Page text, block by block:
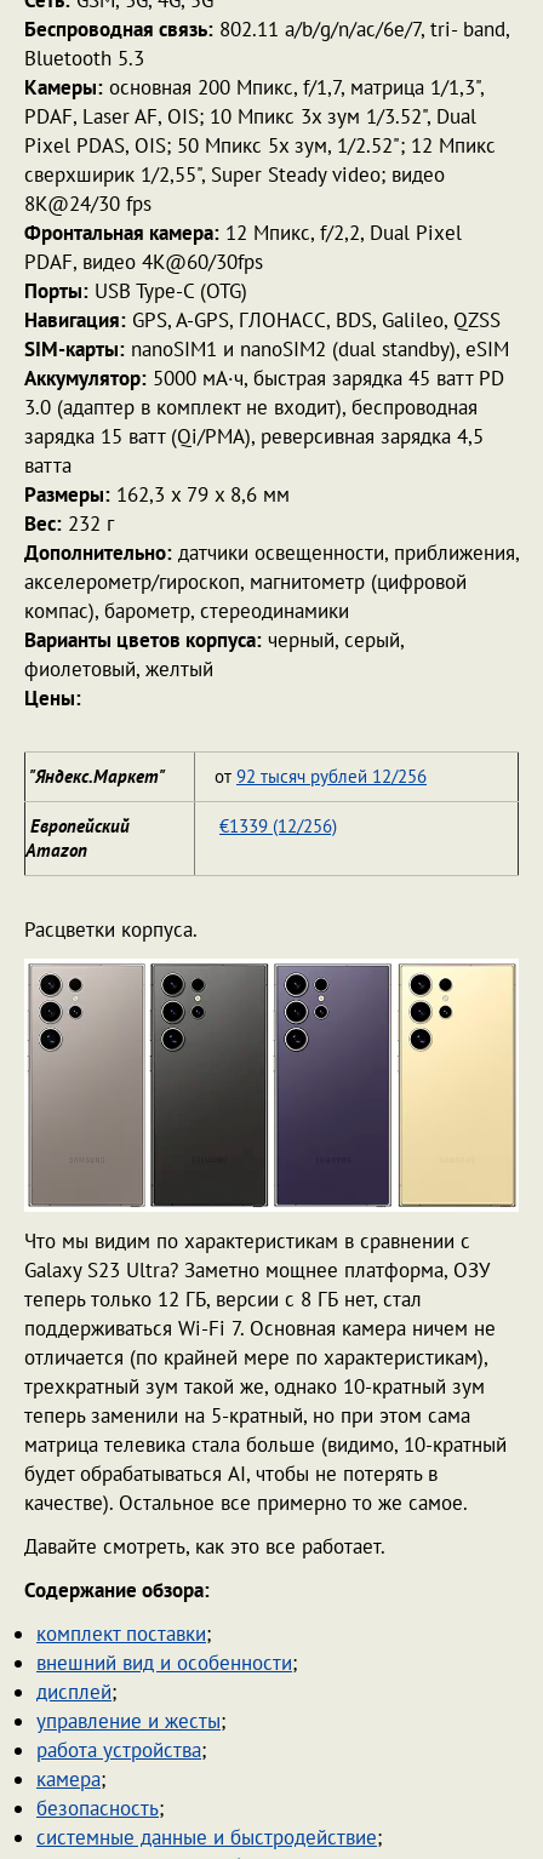
Беспроводная связь: 802.11 a/b/g/n/ac/6e/7, tri- band,
Bluetooth 5.3
Камеры: основная 200 Мпикс, f/1,7, матрица 1/1,3",
PDAF, Laser AF, OIS; 10 Мпикс 3x зум 1/3.52", Dual
Pixel PDAS, OIS; 50 Мпикс 5x зум, 1/2.52"; 12 Мпикс
сверхширик 1/2,55", Super Steady video; видео
8K@24/30 fps
Фронтальная камера: 12 Мпикс, f/2,2, Dual Pixel
PDAF, видео 4K@60/30fps
Порты: USB Type-C (OTG)
Навигация: GPS, A-GPS, ГЛОНАСС, BDS, Galileo, QZSS
SIM-карты: nanoSIM1 и nanoSIM2 (dual standby), eSIM
Аккумулятор: 5000 мА·ч, быстрая зарядка 45 ватт PD
3.0 (адаптер в комплект не входит), беспроводная
зарядка 15 ватт (Qi/PMA), реверсивная зарядка 4,5
ватта
Размеры: 162,3 x 79 x 8,6 мм
Вес: 232 г
Дополнительно: датчики освещенности, приближения,
акселерометр/гироскоп, магнитометр (цифровой
компас), барометр, стереодинамики
Варианты цветов корпуса: черный, серый,
фиолетовый, желтый
Цены:
"Яндекс.Маркет" от 92 тысяч рублей 12/256
Европейский
Amazon
€1339 (12/256)
Расцветки корпуса.
Что мы видим по характеристикам в сравнении с
Galaxy S23 Ultra? Заметно мощнее платформа, ОЗУ
теперь только 12 ГБ, версии с 8 ГБ нет, стал
поддерживаться Wi-Fi 7. Основная камера ничем не
отличается (по крайней мере по характеристикам),
трехкратный зум такой же, однако 10-кратный зум
теперь заменили на 5-кратный, но при этом сама
матрица телевика стала больше (видимо, 10-кратный
будет обрабатываться AI, чтобы не потерять в
качестве). Остальное все примерно то же самое.
Давайте смотреть, как это все работает.
Содержание обзора:
комплект поставки;
внешний вид и особенности;
дисплей;
управление и жесты;
работа устройства;
камера;
безопасность;
системные данные и быстродействие;